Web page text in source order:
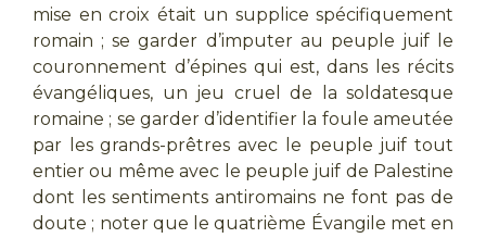
mise en croix était un supplice spécifiquement
romain ; se garder d’imputer au peuple juif le
couronnement d’épines qui est, dans les récits
évangéliques, un jeu cruel de la soldatesque
romaine ; se garder d’identifier la foule ameutée
par les grands-prêtres avec le peuple juif tout
entier ou même avec le peuple juif de Palestine
dont les sentiments antiromains ne font pas de
doute ; noter que le quatrième Évangile met en